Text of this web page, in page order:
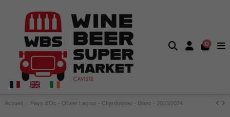
0
Accueil Pays d'Oc - Olivier Lacour - Chardonnay - Blanc - 2023/2024